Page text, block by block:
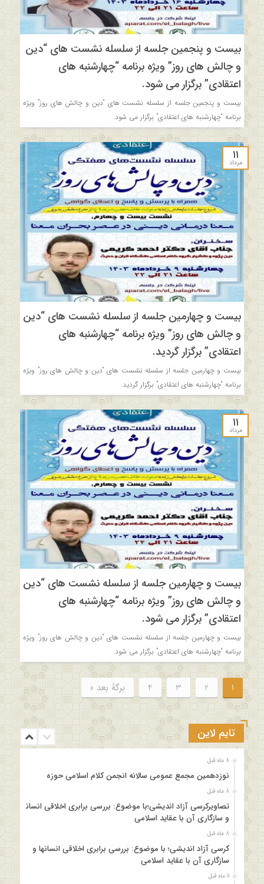
بیست و پنجمین جلسه از سلسله نشست های “دین
و چالش های روز” ویژه برنامه “چهارشنبه های
اعتقادی” برگزار می شود.
بیست و پنجمین جلسه از سلسله نشست های “دین و چالش های روز” ویژه
برنامه “چهارشنبه های اعتقادی” برگزار می شود.
۱۱
مرداد
بیست و چهارمین جلسه از سلسله نشست های “دین
و چالش های روز” ویژه برنامه “چهارشنبه های
اعتقادی” برگزار گردید.
بیست و چهارمین جلسه از سلسله نشست های “دین و چالش های روز” ویژه
برنامه “چهارشنبه های اعتقادی” برگزار گردید.
۱۱
مرداد
بیست و چهارمین جلسه از سلسله نشست های “دین
و چالش های روز” ویژه برنامه “چهارشنبه های
اعتقادی” برگزار می شود.
بیست و چهارمین جلسه از سلسله نشست های “دین و چالش های روز” ویژه
برنامه “چهارشنبه های اعتقادی” برگزار می شود.
1
2
3
4 برگهٔ بعد »
تایم لاین
8 ماه قبل
نوزدهمین مجمع عمومی سالانه انجمن کلام اسلامی حوزه
8 ماه قبل
تصاویرکرسی آزاد اندیشی؛با موضوع: بررسی برابری اخلاقی انسانها
و سازگاری آن با عقاید اسلامی
8 ماه قبل
کرسی آزاد اندیشی؛ با موضوع: بررسی برابری اخلاقی انسانها و
سازگاری آن با عقاید اسلامی
11 ماه قبل